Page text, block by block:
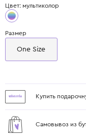
Цвет: мультиколор
Размер
One Size
Купить
Самовывоз из